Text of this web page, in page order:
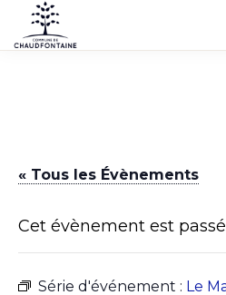
Passer
au
commune
« Tous les Évènements
Cet évènement est
Série d'événement : Le